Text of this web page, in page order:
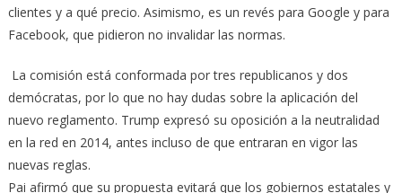
clientes y a qué precio. Asimismo, es un revés para Google y para
Facebook, que pidieron no invalidar las normas.
La comisión está conformada por tres republicanos y dos
demócratas, por lo que no hay dudas sobre la aplicación del
nuevo reglamento. Trump expresó su oposición a la neutralidad
en la red en 2014, antes incluso de que entraran en vigor las
nuevas reglas.
Pai afirmó que su propuesta evitará que los gobiernos estatales y